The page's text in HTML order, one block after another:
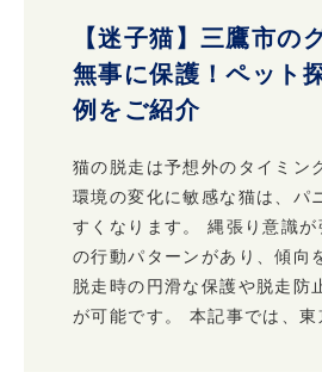
【迷子猫】三鷹市の
無事に保護！ペット
例をご紹介
猫の脱走は予想外のタイミン
環境の変化に敏感な猫は、パ
すくなります。 縄張り意識
の行動パターンがあり、傾向
脱走時の円滑な保護や脱走防
が可能です。 本記事では、